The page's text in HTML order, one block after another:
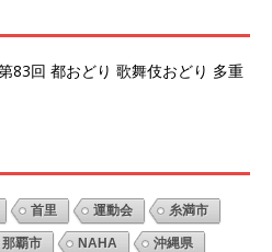
83回 都おどり 歌舞伎おどり 多重
首里 運動会 糸満市
那覇市 NAHA 沖縄県